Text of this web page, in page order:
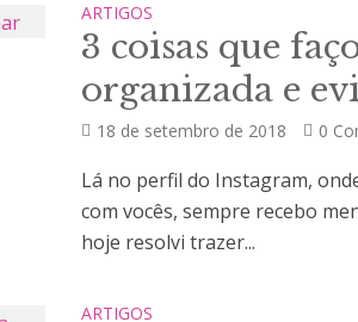
ARTIGOS
3 coisas que
organizada e
18 de setembro de 2018 0
Lá no perfil do Instagram,
com vocês, sempre recebo
hoje resolvi trazer...
ARTIGOS